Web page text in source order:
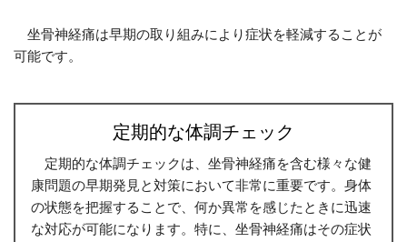
坐骨神経痛は早期の取り組みにより症状を軽減することが
可能です。
定期的な体調チェック
定期的な体調チェックは、坐骨神経痛を含む様々な健
康問題の早期発見と対策において非常に重要です。身体
の状態を把握することで、何か異常を感じたときに迅速
な対応が可能になります。特に、坐骨神経痛はその症状